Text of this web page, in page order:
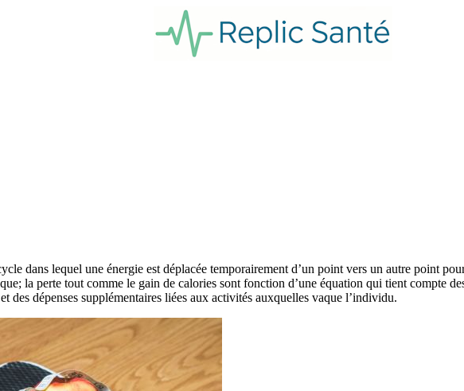
dans lequel une énergie est déplacée temporairement d’un point vers un autre point
la perte tout comme le gain de calories sont fonction d’une équation qui tient compte
des dépenses supplémentaires liées aux activités auxquelles vaque l’individu.